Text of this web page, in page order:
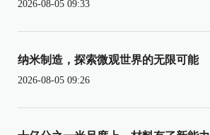
2026-08-05 09:33
纳米制造，探索微观世界的无限可能
2026-08-05 09:26